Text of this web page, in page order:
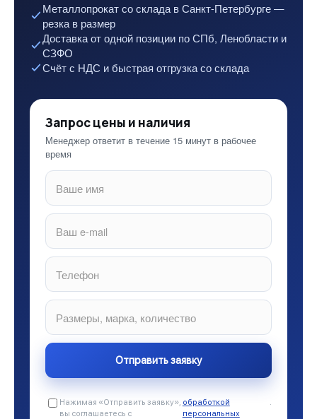
Металлопрокат со склада в Санкт-Петербурге —
резка в размер
Доставка от одной позиции по СПб, Ленобласти и
СЗФО
Счёт с НДС и быстрая отгрузка со склада
Запрос цены и наличия
Менеджер ответит в течение 15 минут в рабочее
время
Нажимая «Отправить заявку»,
вы соглашаетесь с
обработкой
персональных
.